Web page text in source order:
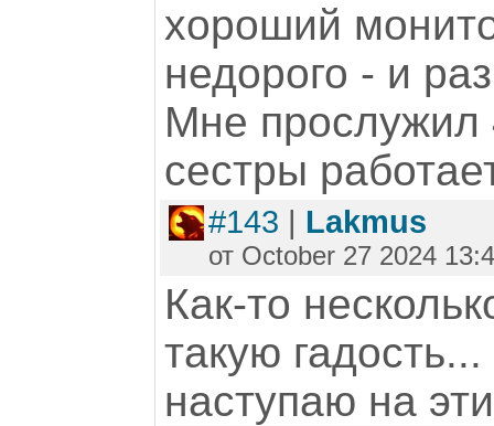
хороший
недорого - и
Мне прослужил
сестры
#143 | Lakmus
от October 27 2024
Как-то
такую
наступаю на